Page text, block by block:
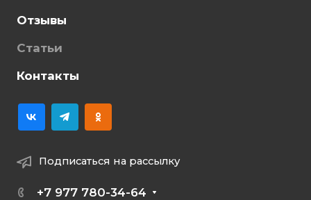
Отзывы
Статьи
Контакты
Подписаться на рассылку
+7 977 780-34-64